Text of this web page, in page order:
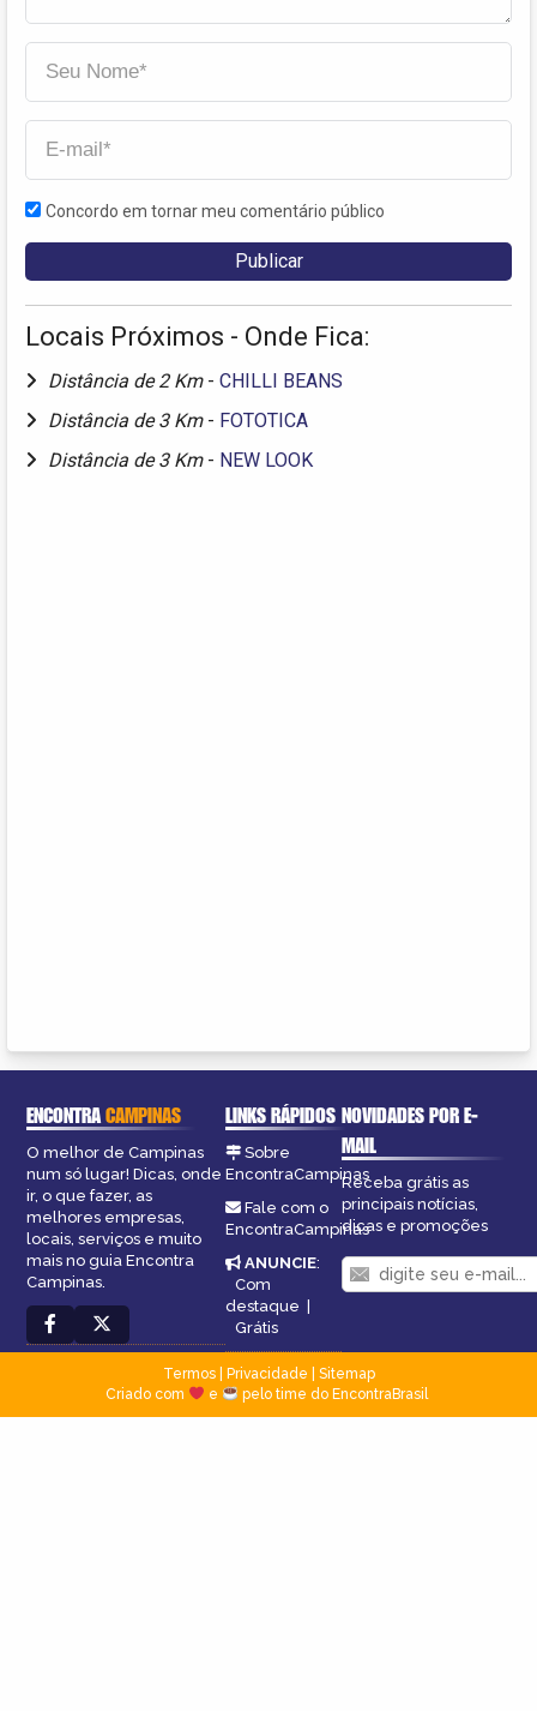
Concordo em tornar meu comentário público
Locais Próximos - Onde Fica:
Distância de 2 Km - CHILLI BEANS
Distância de 3 Km - FOTOTICA
Distância de 3 Km - NEW LOOK
ENCONTRACAMPINAS
O melhor de Campinas
num só lugar! Dicas, onde
ir, o que fazer, as
melhores empresas,
locais, serviços e muito
mais no guia Encontra
Campinas.
LINKS RÁPIDOS
Sobre
EncontraCampinas
Fale com o
EncontraCampinas
ANUNCIE:
Com
destaque |
Grátis
NOVIDADES POR E-
MAIL
Receba grátis as
principais notícias,
dicas e promoções
Termos| Privacidade
Sitemap
Criado com
e pelo time do EncontraBrasil